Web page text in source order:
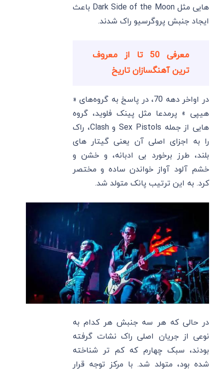
هایی مثل Dark Side of the Moon باعث
ایجاد جنبش پروگرسیو راک شدند.
معرفی 50 تا از معروف
ترین آهنگسازان تاریخ
در اواخر دهه 70، در پاسخ به گروه‌های «
هیپی » پرمدعا مثل پینک فلوید، گروه
‌هایی از جمله Sex Pistols و Clash، راک
را به اجزای اصلی آن یعنی گیتار های
بلند، طرز برخورد بی ‌ادبانه، و خشن و
خشم آلود آواز خواندن ساده و مختصر
کرد. به این ترتیب پانک متولد شد.
در حالی که هر سه جنبش هر کدام به
نوعی از جریان اصلی راک نشات گرفته
بودند، سبک چهارم که کم تر شناخته
شده بود، متولد شد. با مرکز توجه قرار